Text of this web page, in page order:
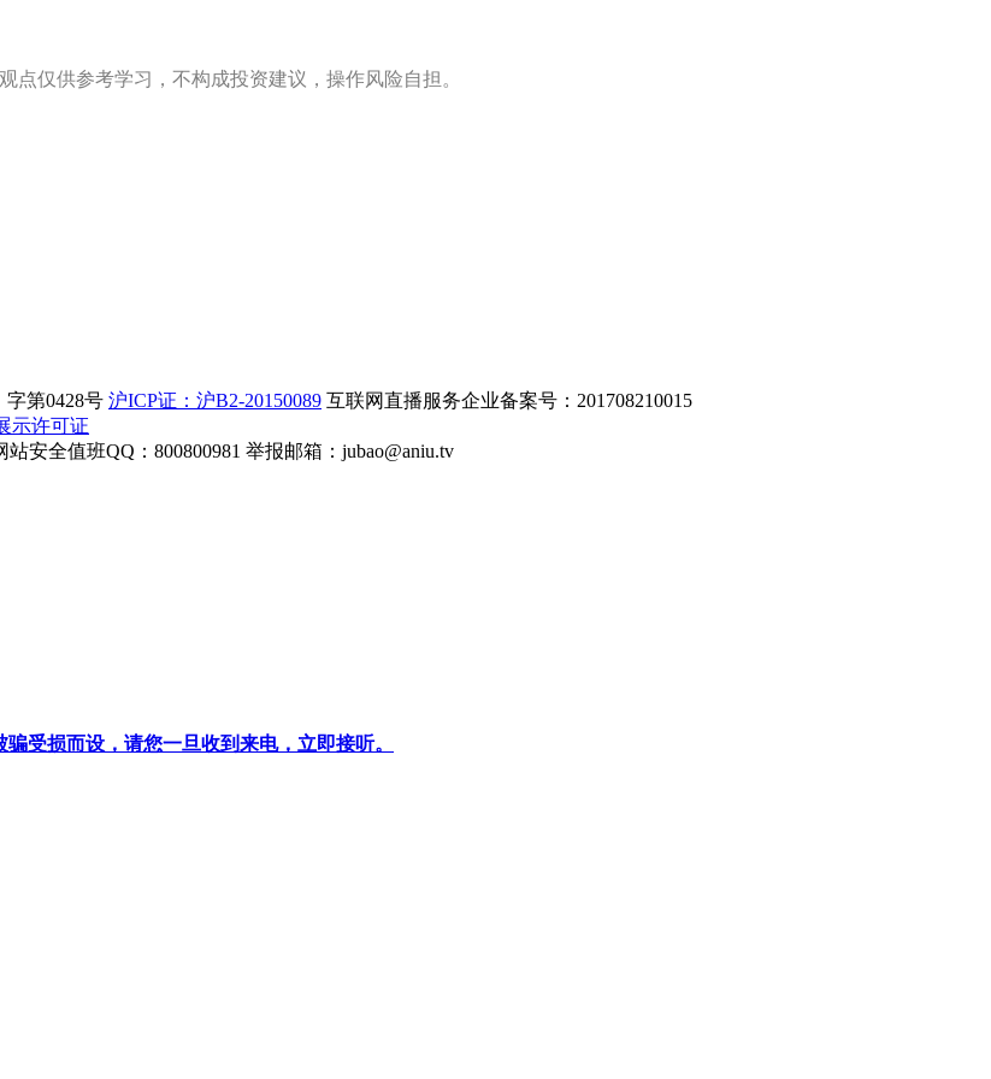
点仅供参考学习，不构成投资建议，操作风险自担。
第0428号 沪ICP证：沪B2-20150089 互联网直播服务企业备案号：201708210015
示许可证
站安全值班QQ：800800981 举报邮箱： jubao@aniu.tv
受损而设，请您一旦收到来电，立即接听。